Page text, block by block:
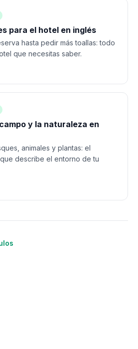
para el hotel en inglés
hasta pedir más toallas: todo
que necesitas saber.
y la naturaleza en
animales y plantas: el
describe el entorno de tu